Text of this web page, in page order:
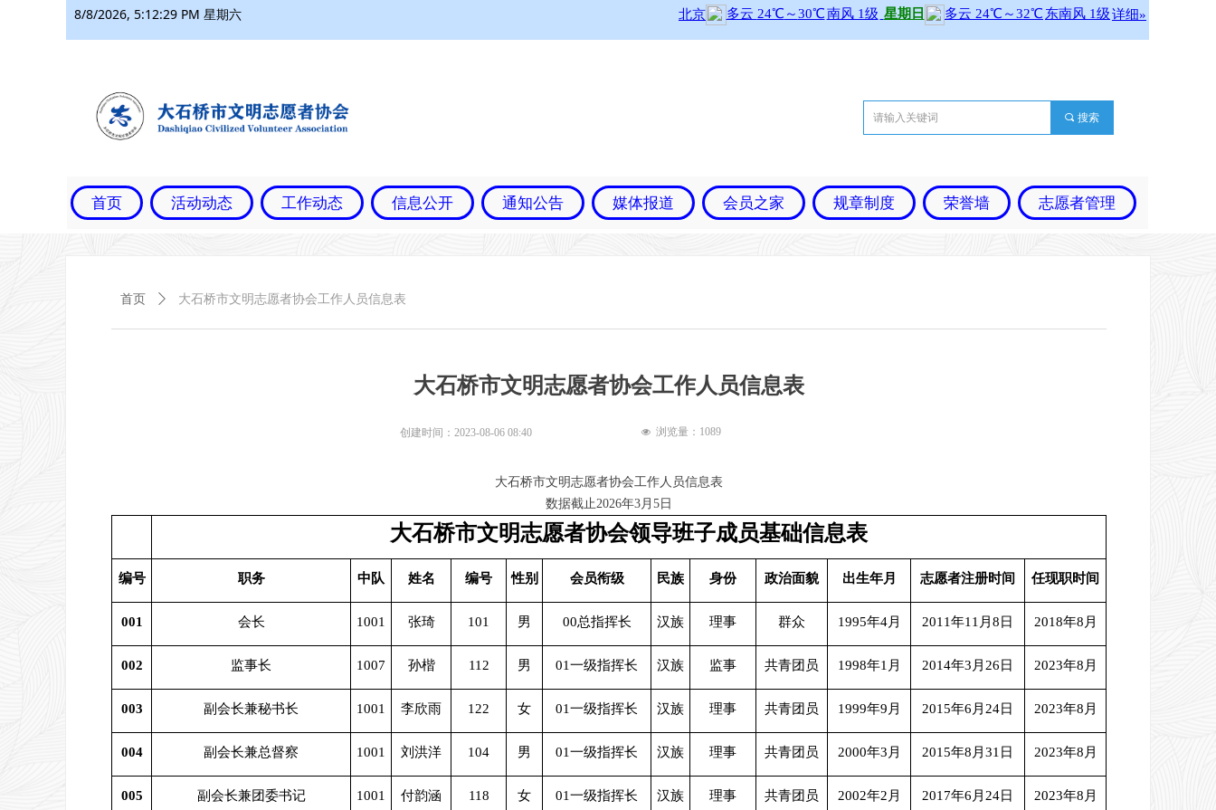
끠 搜索
首页 活动动态 工作动态 信息公开 通知公告 媒体报道 会员之家 规章制度 荣誉墙 志愿者管理
8/8/2026, 5:12:30 PM 星期六
大石桥市文明志愿者协会工作人员信息表
大石桥市文明志愿者协会工作人员信息表
数据截止2026年3月5日
大石桥市文明志愿者协会领导班子成员基础信息表
编号 职务 中队 姓名 编号 性别 会员衔级 民族 身份 政治面貌 出生年月 志愿者注册时间 任现职时间
001 会长 1001 张琦 101 男 00总指挥长 汉族 理事 群众 1995年4月 2011年11月8日 2018年8月
002 监事长 1007 孙楷 112 男 01一级指挥长 汉族 监事 共青团员 1998年1月 2014年3月26日 2023年8月
003 副会长兼秘书长 1001 李欣雨 122 女 01一级指挥长 汉族 理事 共青团员 1999年9月 2015年6月24日 2023年8月
004 副会长兼总督察 1001 刘洪洋 104 男 01一级指挥长 汉族 理事 共青团员 2000年3月 2015年8月31日 2023年8月
005 副会长兼团委书记 1001 付韵涵 118 女 01一级指挥长 汉族 理事 共青团员 2002年2月 2017年6月24日 2023年8月
首页 ꄲ 大石桥市文明志愿者协会工作人员信息表
创建时间： 2023-08-06 08:40 넶 浏览量： 1089